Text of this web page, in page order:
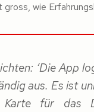
gross, wie
‘Die App
aus. Es ist
Karte für das